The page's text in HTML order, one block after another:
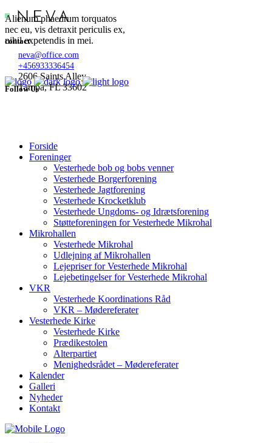
Alienum phaedrum torquatos
nec eu, vis detraxit periculis ex,
nihil expetendis in mei.
contact
neva@office.com
+456933336454
2606 Saints Alley
Tampa, FL 33602
Follow Us
Forside
Foreninger
Vesterhede bob og bobs venner
Vesterhede Borgerforening
Vesterhede Jagtforening
Vesterhede Krocketklub
Vesterhede Ungdoms- og Idrætsforening
Støtteforeningen for Vesterhede Mikrohal
Mikrohallen
Vesterhede Mikrohal
Udlejning af Mikrohallen
Lejepriser for Vesterhede Mikrohal
Lejebetingelser for Vesterhede Mikrohal
VKR
Vesterhede Koordinations Råd
VKR – Mødereferater
Vesterhede Kirke
Vesterhede Kirke
Prædikestolen
Alterpartiet
Menighedsrådet – Mødereferater
Kalender
Galleri
Nyheder
Kontakt